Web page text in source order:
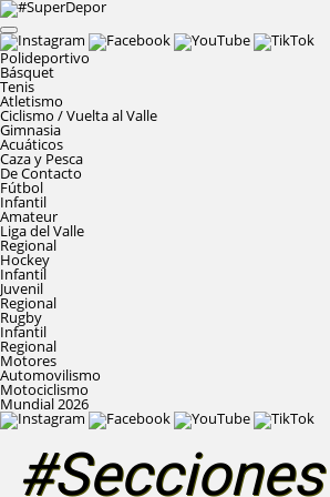
Polideportivo
Básquet
Tenis
Atletismo
Ciclismo / Vuelta al Valle
Gimnasia
Acuáticos
Caza y Pesca
De Contacto
Fútbol
Infantil
Amateur
Liga del Valle
Regional
Hockey
Infantil
Juvenil
Regional
Rugby
Infantil
Regional
Motores
Automovilismo
Motociclismo
Mundial 2026
#Secciones